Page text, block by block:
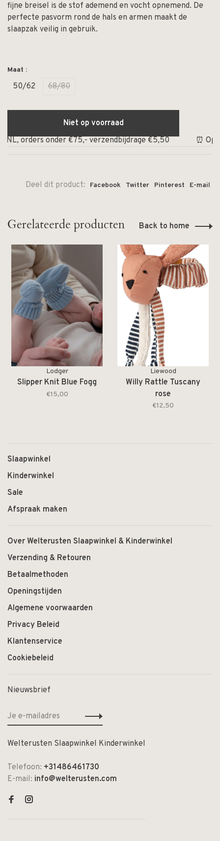
fijne breisel is de stof ademend en vocht opnemend. De
perfecte pasvorm rond de hals en armen maakt de
slaapzak veilig in gebruik.
Maat :
50/62 68/80
Niet op voorraad
orders onder €75,- verzendbijdrage €5,50
⏰ Op
Deel dit product: Facebook Twitter Pinterest E-mail
Gerelateerde producten Back to home
Lodger
Slipper Knit Blue Fogg
€15,00
Liewood
Willy Rattle Tuscany
rose
€12,50
Slaapwinkel
Kinderwinkel
Sale
Afspraak maken
Over Welterusten Slaapwinkel & Kinderwinkel
Verzending & Retouren
Betaalmethoden
Openingstijden
Algemene voorwaarden
Privacy Beleid
Klantenservice
Cookiebeleid
Nieuwsbrief
Welterusten Slaapwinkel Kinderwinkel
Telefoon: +31486461730
E-mail: info@welterusten.com